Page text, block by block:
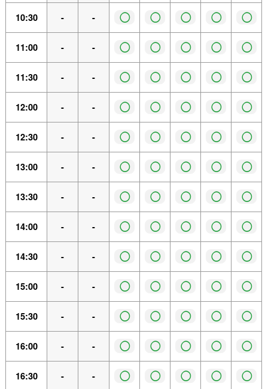
10:30 - - ◯ ◯ ◯ ◯ ◯
11:00 - - ◯ ◯ ◯ ◯ ◯
11:30 - - ◯ ◯ ◯ ◯ ◯
12:00 - - ◯ ◯ ◯ ◯ ◯
12:30 - - ◯ ◯ ◯ ◯ ◯
13:00 - - ◯ ◯ ◯ ◯ ◯
13:30 - - ◯ ◯ ◯ ◯ ◯
14:00 - - ◯ ◯ ◯ ◯ ◯
14:30 - - ◯ ◯ ◯ ◯ ◯
15:00 - - ◯ ◯ ◯ ◯ ◯
15:30 - - ◯ ◯ ◯ ◯ ◯
16:00 - - ◯ ◯ ◯ ◯ ◯
16:30 - - ◯ ◯ ◯ ◯ ◯